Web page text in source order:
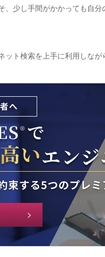
、少し手間がかかっても自
ト検索を上手に利用しなが